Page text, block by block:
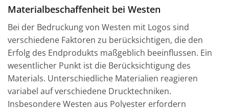
Materialbeschaffenheit bei Westen
Bei der Bedruckung von Westen mit Logos sind
verschiedene Faktoren zu berücksichtigen, die den
Erfolg des Endprodukts maßgeblich beeinflussen. Ein
wesentlicher Punkt ist die Berücksichtigung des
Materials. Unterschiedliche Materialien reagieren
variabel auf verschiedene Drucktechniken.
Insbesondere Westen aus Polyester erfordern